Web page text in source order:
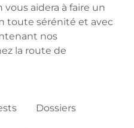
aidera à faire un
toute sérénité et avec
nos
la route de
Dossiers